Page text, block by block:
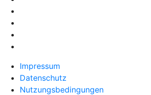
Impressum
Datenschutz
Nutzungsbedingungen